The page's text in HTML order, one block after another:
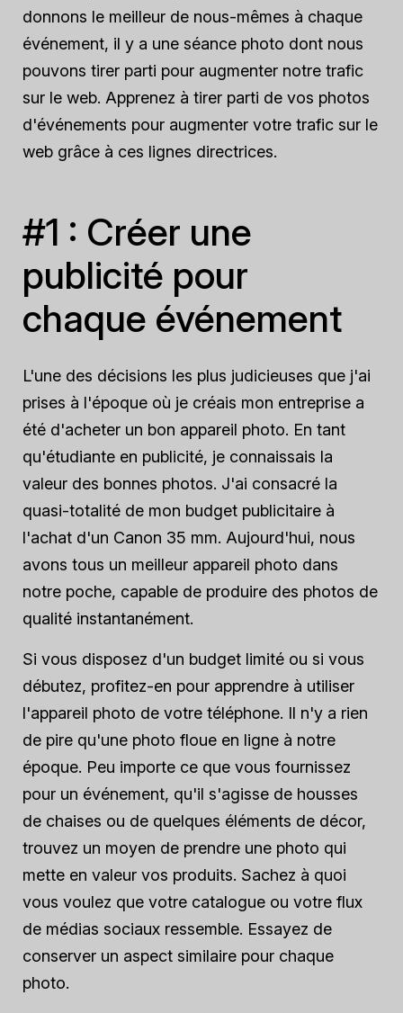
donnons le meilleur de nous-mêmes à chaque
événement, il y a une séance photo dont nous
pouvons tirer parti pour augmenter notre trafic
sur le web. Apprenez à tirer parti de vos photos
d'événements pour augmenter votre trafic sur le
web grâce à ces lignes directrices.
#1 : Créer une
publicité pour
chaque événement
L'une des décisions les plus judicieuses que j'ai
prises à l'époque où je créais mon entreprise a
été d'acheter un bon appareil photo. En tant
qu'étudiante en publicité, je connaissais la
valeur des bonnes photos. J'ai consacré la
quasi-totalité de mon budget publicitaire à
l'achat d'un Canon 35 mm. Aujourd'hui, nous
avons tous un meilleur appareil photo dans
notre poche, capable de produire des photos de
qualité instantanément.
Si vous disposez d'un budget limité ou si vous
débutez, profitez-en pour apprendre à utiliser
l'appareil photo de votre téléphone. Il n'y a rien
de pire qu'une photo floue en ligne à notre
époque. Peu importe ce que vous fournissez
pour un événement, qu'il s'agisse de housses
de chaises ou de quelques éléments de décor,
trouvez un moyen de prendre une photo qui
mette en valeur vos produits. Sachez à quoi
vous voulez que votre catalogue ou votre flux
de médias sociaux ressemble. Essayez de
conserver un aspect similaire pour chaque
photo.